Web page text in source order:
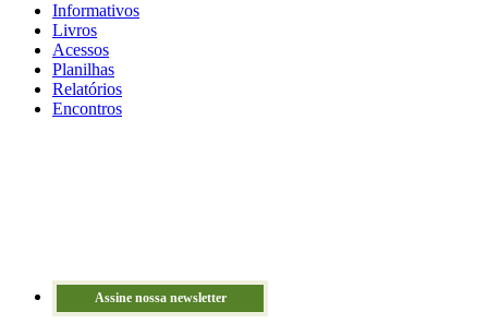
Informativos
Livros
Acessos
Planilhas
Relatórios
Encontros
Assine nossa newsletter